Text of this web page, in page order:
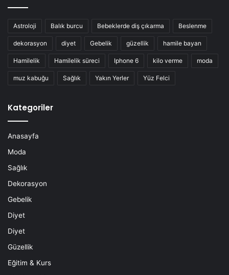
Astroloji Balık burcu Bebeklerde diş çıkarma Beslenme
dekorasyon diyet Gebelik güzellik hamile bayan
Hamilelik Hamilelik süreci Iphone 6 kilo verme moda
muz kabuğu Sağlık Yakın Yerler Yüz Felci
Kategoriler
Anasayfa
Moda
Sağlık
Dekorasyon
Gebelik
Diyet
Diyet
Güzellik
Eğitim & Kurs